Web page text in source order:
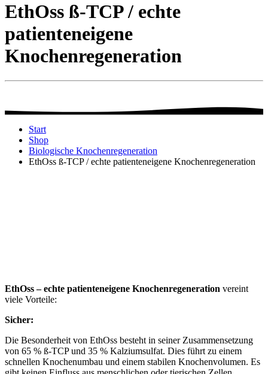
EthOss ß-TCP / echte
patienteneigene
Knochenregeneration
Start
Shop
Biologische Knochenregeneration
EthOss ß-TCP / echte patienteneigene Knochenregeneration
EthOss – echte patienteneigene Knochenregeneration vereint
viele Vorteile:
Sicher:
Die Besonderheit von EthOss besteht in seiner Zusammensetzung
von 65 % ß-TCP und 35 % Kalziumsulfat. Dies führt zu einem
schnellen Knochenumbau und einem stabilen Knochenvolumen. Es